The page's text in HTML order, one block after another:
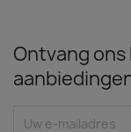
Ontvang